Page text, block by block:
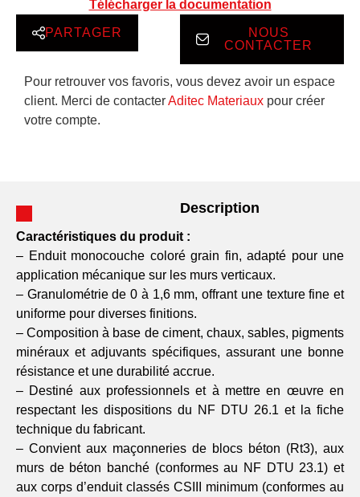
Télécharger la documentation
PARTAGER
NOUS
CONTACTER
Pour retrouver vos favoris, vous devez avoir un espace
client. Merci de contacterAditec Materiaux pour créer
votre compte.
Description
Caractéristiques du produit :
– Enduit monocouche coloré grain fin, adapté pour une
application mécanique sur les murs verticaux.
– Granulométrie de 0 à 1,6 mm, offrant une texture fine et
uniforme pour diverses finitions.
– Composition à base de ciment, chaux, sables, pigments
minéraux et adjuvants spécifiques, assurant une bonne
résistance et une durabilité accrue.
– Destiné aux professionnels et à mettre en œuvre en
respectant les dispositions du NF DTU 26.1 et la fiche
technique du fabricant.
– Convient aux maçonneries de blocs béton (Rt3), aux
murs de béton banché (conformes au NF DTU 23.1) et
aux corps d’enduit classés CSIII minimum (conformes au